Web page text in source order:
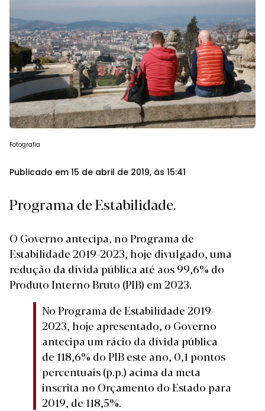
Fotografia
Publicado em 15 de abril de 2019, às 15:41
Programa de Estabilidade.
O Governo antecipa, no Programa de
Estabilidade 2019-2023, hoje divulgado, uma
redução da dívida pública até aos 99,6% do
Produto Interno Bruto (PIB) em 2023.
No Programa de Estabilidade 2019-
2023, hoje apresentado, o Governo
antecipa um rácio da dívida pública
de 118,6% do PIB este ano, 0,1 pontos
percentuais (p.p.) acima da meta
inscrita no Orçamento do Estado para
2019, de 118,5%.